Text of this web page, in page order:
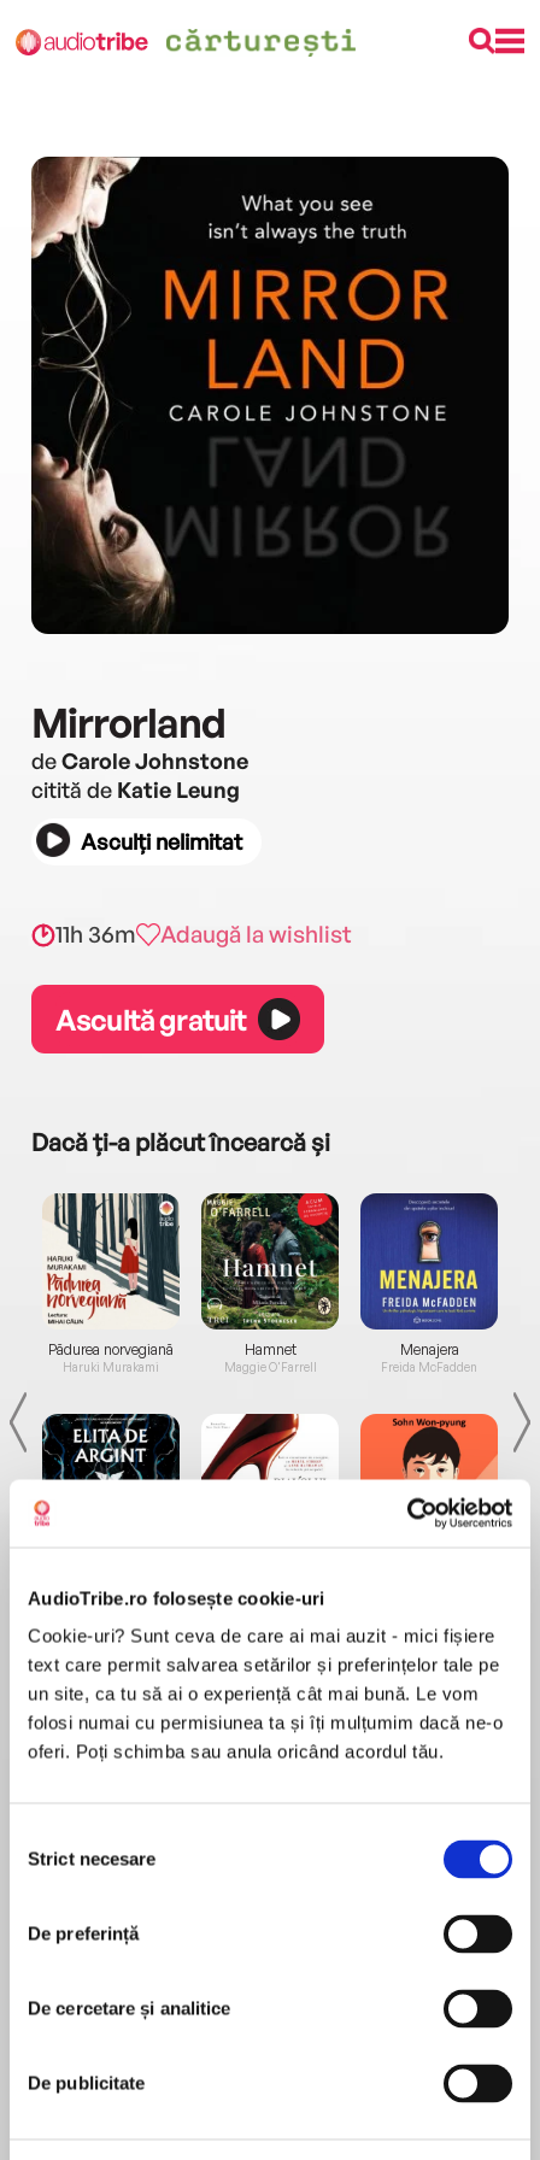
AudioTribe.ro folosește cookie-uri
Cookie-uri? Sunt ceva de care ai mai auzit - mici fișiere
text care permit salvarea setărilor și preferințelor tale pe
un site, ca tu să ai o experiență cât mai bună. Le vom
folosi numai cu permisiunea ta și îți mulțumim dacă ne-o
oferi. Poți schimba sau anula oricând acordul tău.
consimțământului
Strict necesare
De preferință
De cercetare și analitice
De publicitate
Mirrorland
deCarole Johnstone
citită de Katie Leung
Asculți nelimitat
11h 36m Adaugă la wishlist
Ascultă gratuit
Dacă ți-a plăcut încearcă și
Pădurea norvegiană
Haruki Murakami
de...
Dani Francis
Hamnet
Maggie O'Farrell
la...
Lauren Weisberger
Menajera
Freida McFadden
Desprecarte
‘DARK AND DEVIOUS’ Stephen King
‘TWISTY AND RICHLY ATMOSPHERIC’ Ruth
Ware
În acest moment nu există recenzii
Carole Johnstone
Carole Johnstone grew up in Lanarkshire,
Scotland, and in her twenties relocated to Essex